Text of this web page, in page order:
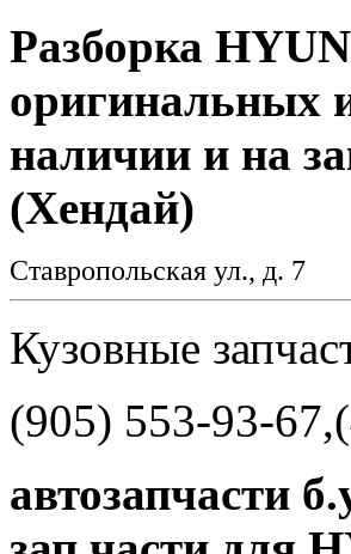
Разборка
оригинальных
наличии и на
(Хендай)
Ставропольская ул., д. 7
Кузовные
(905) 553-93-
автозапчасти